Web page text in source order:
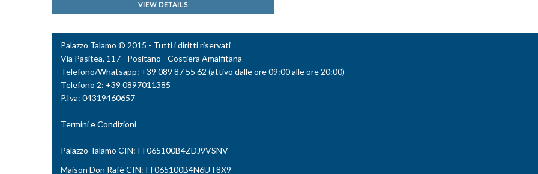
VIEW DETAILS
Palazzo Talamo © 2015 - Tutti i diritti riservati
Via Pasitea, 117 - Positano - Costiera Amalfitana
Telefono/Whatsapp: +39 089 87 55 62 (attivo dalle ore 09:00 alle ore 20:00)
Telefono 2: +39 0897011385
P.Iva: 04319460657
Termini e Condizioni
Palazzo Talamo CIN: IT065100B4ZDJ9VSNV
Maison Don Rafè CIN: IT065100B4N6UT8X9